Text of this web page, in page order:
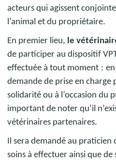
acteurs qui agissent
l’animal et du propriétaire.
En premier lieu, le
de participer au dispositif
effectuée à tout moment :
demande de prise en charge
solidarité ou à l’occasion du
important de noter qu’il
vétérinaires partenaires.
Il sera demandé au
soins à effectuer ainsi que